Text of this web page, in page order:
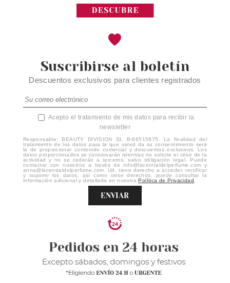
Suscribirse al boletín
Descuentos exclusivos para clientes registrados
Acepto el tratamiento de mis datos para recibir la
newsletter
Responsable: BEAUTY DIVISION SL B-66515875. La finalidad del
tratamiento de los datos para la que usted da su consentimiento será
la de proporcionar contenido comercial y descuentos exclusivos. Los
datos proporcionados se conservarán mientras no solicite el cese de la
actividad y no se cederán a terceros, salvo obligación legal. Puede
contactar con nosotros a través de info@lacentraldelperfume.com y
anna@lacentraldelperfume.com. Ud. tiene derecho a acceder, rectificar
y suprimir los datos, así como otros derechos, puede consultar la
información adicional y detallada en nuestraPolítica de Privacidad
ENVIAR